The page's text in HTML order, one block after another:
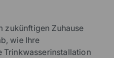
zukünftigen Zuhause
wie Ihre
Trinkwasserinstallation